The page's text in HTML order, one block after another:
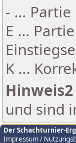
- ...
E ...
K ...
Hinweis2
und sind
Der Schachturnier-
Impressum /